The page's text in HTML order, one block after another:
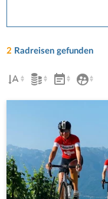
2 Radreisen gefunden